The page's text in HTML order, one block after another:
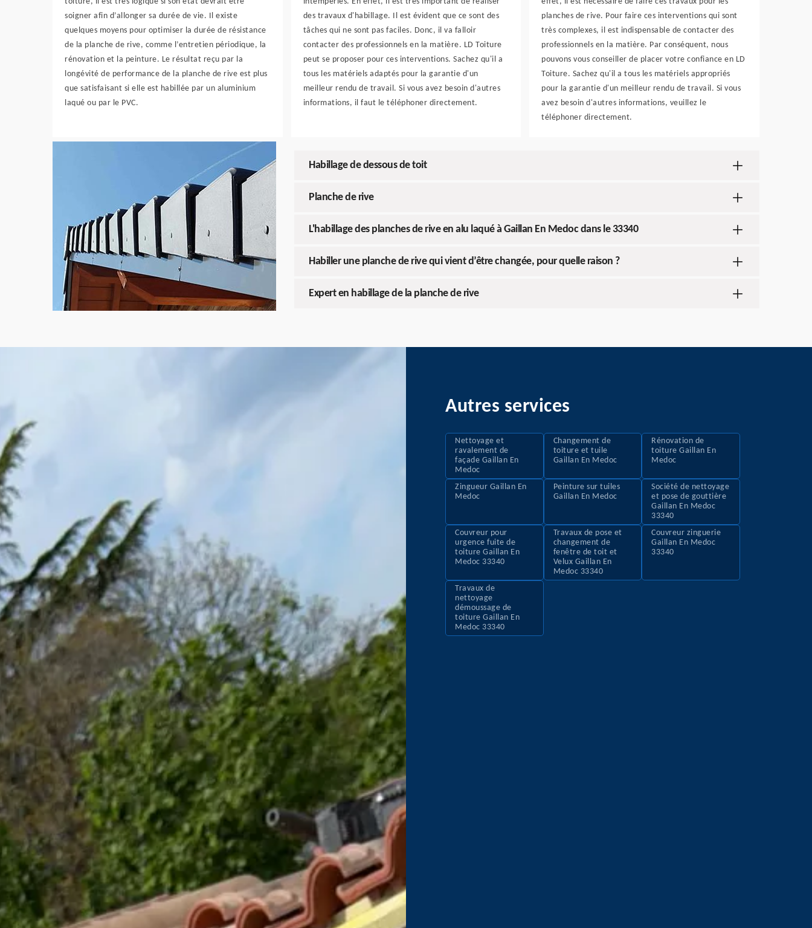
soigner afin d’allonger sa durée de vie. Il existe
quelques moyens pour optimiser la durée de résistance
de la planche de rive, comme l’entretien périodique, la
rénovation et la peinture. Le résultat reçu par la
longévité de performance de la planche de rive est plus
que satisfaisant si elle est habillée par un aluminium
laqué ou par le PVC.
des travaux d'habillage. Il est évident que ce sont des
tâches qui ne sont pas faciles. Donc, il va falloir
contacter des professionnels en la matière. LD Toiture
peut se proposer pour ces interventions. Sachez qu'il a
tous les matériels adaptés pour la garantie d'un
meilleur rendu de travail. Si vous avez besoin d'autres
informations, il faut le téléphoner directement.
planches de rive. Pour faire ces interventions qui sont
très complexes, il est indispensable de contacter des
professionnels en la matière. Par conséquent, nous
pouvons vous conseiller de placer votre confiance en LD
Toiture. Sachez qu'il a tous les matériels appropriés
pour la garantie d'un meilleur rendu de travail. Si vous
avez besoin d'autres informations, veuillez le
téléphoner directement.
Habillage de dessous de toit
Planche de rive
L'habillage des planches de rive en alu laqué à Gaillan En Medoc dans le 33340
Habiller une planche de rive qui vient d’être changée, pour quelle raison ?
Expert en habillage de la planche de rive
Autres services
Nettoyage et
ravalement de
façade Gaillan En
Medoc
Changement de
toiture et tuile
Gaillan En Medoc
Rénovation de
toiture Gaillan En
Medoc
Zingueur Gaillan En
Medoc
Peinture sur tuiles
Gaillan En Medoc
Société de nettoyage
et pose de gouttière
Gaillan En Medoc
33340
Couvreur pour
urgence fuite de
toiture Gaillan En
Medoc 33340
Travaux de pose et
changement de
fenêtre de toit et
Velux Gaillan En
Medoc 33340
Couvreur zinguerie
Gaillan En Medoc
33340
Travaux de
nettoyage
démoussage de
toiture Gaillan En
Medoc 33340